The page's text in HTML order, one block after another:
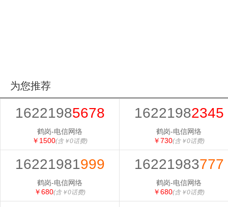
为您推荐
16221985678
鹤岗-电信网络
￥1500(含￥0话费)
16221982345
鹤岗-电信网络
￥730(含￥0话费)
16221981999
鹤岗-电信网络
￥680(含￥0话费)
16221983777
鹤岗-电信网络
￥680(含￥0话费)